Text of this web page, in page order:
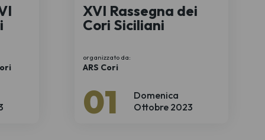
Domenica
01 Ottobre 2023
XVI Rassegna dei
Cori Siciliani
organizzato da:
ARS Cori